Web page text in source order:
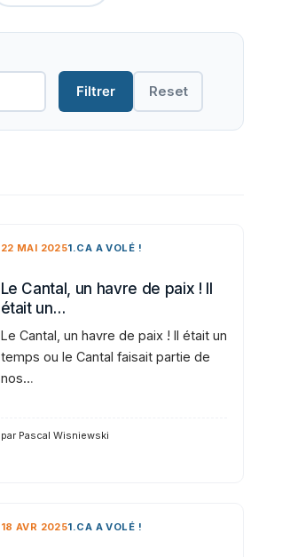
Filtrer Reset
22 MAI 20251.CA A VOLÉ !
Le Cantal, un havre de paix ! Il
était un…
Le Cantal, un havre de paix ! Il était un
temps ou le Cantal faisait partie de
nos…
par Pascal Wisniewski
18 AVR 20251.CA A VOLÉ !